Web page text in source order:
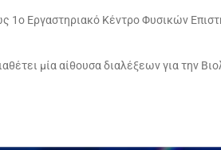
1ο Εργαστηριακό Κέντρο Φυσικών
μία αίθουσα διαλέξεων για την